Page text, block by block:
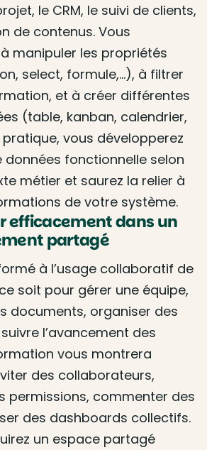
le CRM, le suivi de clients,
de contenus. Vous
manipuler les propriétés
select, formule,…), à filtrer
et à créer différentes
(table, kanban, calendrier,
pratique, vous développerez
données fonctionnelle selon
métier et saurez la relier à
de votre système.
efficacement dans un
partagé
à l’usage collaboratif de
soit pour gérer une équipe,
documents, organiser des
l’avancement des
vous montrera
des collaborateurs,
permissions, commenter des
des dashboards collectifs.
un espace partagé